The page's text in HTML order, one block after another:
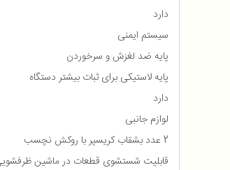
دارد
سیستم ایمنی
پایه ضد لغزش و سرخوردن
پایه لاستیکی برای ثبات بیشتر دستگاه
دارد
لوازم جانبی
2 عدد بشقاب کریسپر با روکش نچسب
قابلیت شستشوی قطعات در ماشین